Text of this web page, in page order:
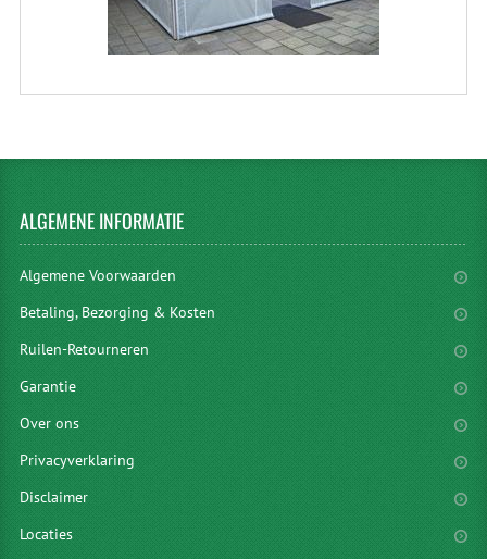
ALGEMENEINFORMATIE
Algemene Voorwaarden
Betaling, Bezorging & Kosten
Ruilen-Retourneren
Garantie
Over ons
Privacyverklaring
Disclaimer
Locaties